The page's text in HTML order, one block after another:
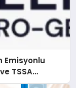
Emisyonlu
TSSA